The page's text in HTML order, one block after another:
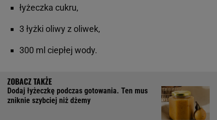
łyżeczka cukru,
3 łyżki oliwy z oliwek,
300 ml ciepłej wody.
Dodaj łyżeczkę podczas gotowania. Ten mus
zniknie szybciej niż dżemy